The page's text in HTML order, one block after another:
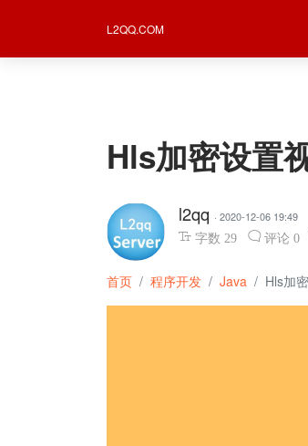
L2QQ.COM
Hls加密设置
l2qq · 2020-12-06 19:49
字数 29 评论 0
首页 程序开发 Java Hls加